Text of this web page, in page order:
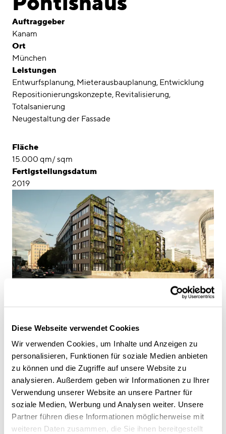
Diese Webseite verwendet Cookies
Wir verwenden Cookies, um Inhalte und Anzeigen zu
personalisieren, Funktionen für soziale Medien anbieten
zu können und die Zugriffe auf unsere Website zu
analysieren. Außerdem geben wir Informationen zu Ihrer
Verwendung unserer Website an unsere Partner für
soziale Medien, Werbung und Analysen weiter. Unsere
Partner führen diese Informationen möglicherweise mit
weiteren Daten zusammen, die Sie ihnen bereitgestellt
Awards
Karriere
Standorte
linkedininstagram
Deutsch
English
Datenschutz
Auftraggeber
Kanam
Ort
München
Leistungen
Entwurfsplanung Mieterausbauplanung Entwicklung
Repositionierungskonzepte Revitalisierung
Totalsanierung
Neugestaltung der Fassade
Fläche
15.000 qm/ sqm
Fertigstellungsdatum
2019